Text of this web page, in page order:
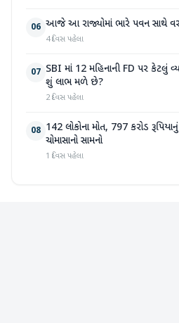
06 આજે આ રાજ્યોમાં ભારે પવન સાથે
4 દિવસ પહેલા
07 SBI માં 12 મહિનાની FD પર કેટલું
શું લાભ મળે છે?
2 દિવસ પહેલા
08 142 લોકોના મોત, 797 કરોડ
ચોમાસાનો સામનો
1 દિવસ પહેલા